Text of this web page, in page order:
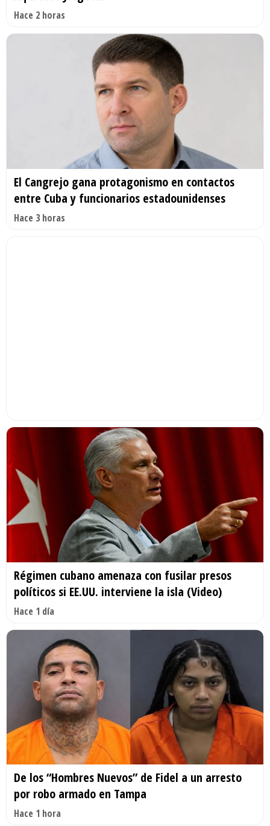
Hace 2 horas
El Cangrejo gana protagonismo en contactos
entre Cuba y funcionarios estadounidenses
Hace 3 horas
Régimen cubano amenaza con fusilar presos
políticos si EE.UU. interviene la isla (Video)
Hace 1 día
De los “Hombres Nuevos” de Fidel a un arresto
por robo armado en Tampa
Hace 1 hora